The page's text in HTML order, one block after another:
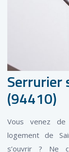
Serrurier
(94410)
Vous venez
logement de
s’ouvrir ? Ne